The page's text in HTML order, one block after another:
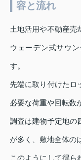
容と流れ
土地活用や不動産売
ウェーデン式サウ
す。
先端に取り付けたロ
必要な荷重や回転数
調査は建物予定地の
が多く、敷地全体の
このようにして得ら